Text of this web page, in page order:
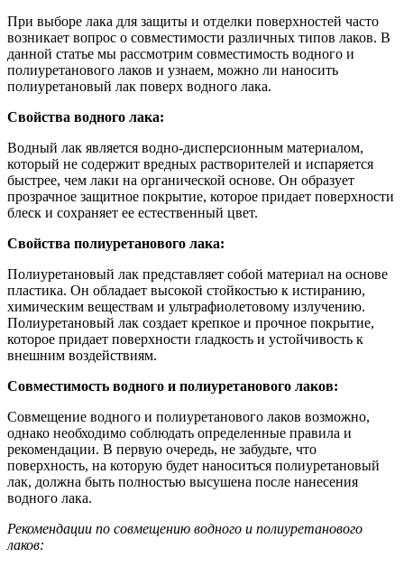
При выборе лака для защиты и отделки поверхностей часто
возникает вопрос о совместимости различных типов лаков. В
данной статье мы рассмотрим совместимость водного и
полиуретанового лаков и узнаем, можно ли наносить
полиуретановый лак поверх водного лака.
Свойства водного лака:
Водный лак является водно-дисперсионным материалом,
который не содержит вредных растворителей и испаряется
быстрее, чем лаки на органической основе. Он образует
прозрачное защитное покрытие, которое придает поверхности
блеск и сохраняет ее естественный цвет.
Свойства полиуретанового лака:
Полиуретановый лак представляет собой материал на основе
пластика. Он обладает высокой стойкостью к истиранию,
химическим веществам и ультрафиолетовому излучению.
Полиуретановый лак создает крепкое и прочное покрытие,
которое придает поверхности гладкость и устойчивость к
внешним воздействиям.
Совместимость водного и полиуретанового лаков:
Совмещение водного и полиуретанового лаков возможно,
однако необходимо соблюдать определенные правила и
рекомендации. В первую очередь, не забудьте, что
поверхность, на которую будет наноситься полиуретановый
лак, должна быть полностью высушена после нанесения
водного лака.
Рекомендации по совмещению водного и полиуретанового
лаков: